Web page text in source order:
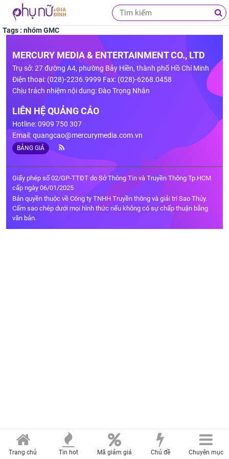
Tags : nhóm GMC
MERCURY MEDIA & ENTERTAINMENT CO., LTD
Trụ sở: 27 đường A4, phường Bảy Hiền, thành phố Hồ Chí Minh
Điện thoại: (028)-2236.9999 Fax: (028)-6268.0458
Chịu trách nhiệm nội dung: Đào Trọng Nhân
LIÊN HỆ QUẢNG CÁO
Hotline: 0909 750 307
Email:quangcao@mercurymedia.com.vn
BẢNG GIÁ
Giấy phép số 02/GP-TTĐT do Sở Thông Tin và Truyền Thông Tp.HCM
cấp ngày 06/01/2025
Bản quyền thuộc về Công ty TNHH Truyền thông và giải trí Sao Thủy.
Cấm sao chép dưới mọi hình thức nếu không có sự chấp thuận bằng
văn bản.
Trang chủ Tin hot Mã giảm giá Chủ đề Chuyên mục